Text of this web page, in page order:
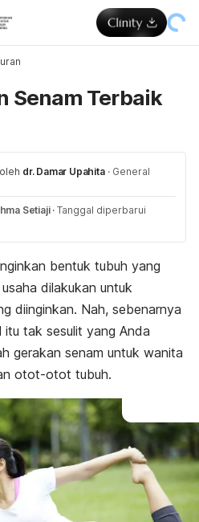
Senam Terbaik
dr. Damar Upahita · General
Setiaji · Tanggal diperbarui
bentuk tubuh yang
dilakukan untuk
diinginkan. Nah, sebenarnya
tak sesulit yang Anda
gerakan senam untuk wanita
otot-otot tubuh.